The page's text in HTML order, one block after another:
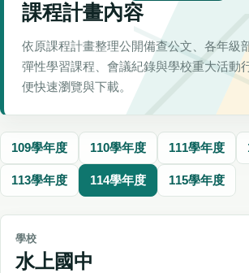
課程計畫內容
依原課程計畫整理公開備查公文、各年級
彈性學習課程、會議紀錄與學校重大活動
便快速瀏覽與下載。
109學年度 110學年度 111學年度
113學年度 114學年度 115學年度
學校
水上國中